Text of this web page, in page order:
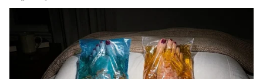
విద్యుదాఘాతానికి గురయ్యారు. మ‌రొక‌రు గోడ
కూలిపోవ‌డంతో మ‌ర‌ణించార‌ని ఓ పోలీసు అధికారి
తెలిపారు. బలూచిస్థాన్ హోం మంత్రి మీర్ జియావుల్లా